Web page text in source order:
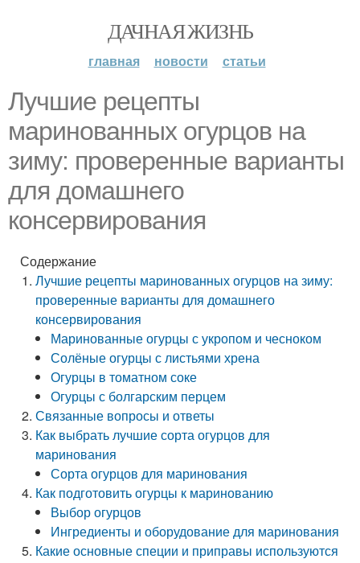
ДАЧНАЯ ЖИЗНЬ
главная новости статьи
Лучшие рецепты
маринованных огурцов на
зиму: проверенные варианты
для домашнего
консервирования
Содержание
Лучшие рецепты маринованных огурцов на зиму:
проверенные варианты для домашнего
консервирования
Маринованные огурцы с укропом и чесноком
Солёные огурцы с листьями хрена
Огурцы в томатном соке
Огурцы с болгарским перцем
Связанные вопросы и ответы
Как выбрать лучшие сорта огурцов для
маринования
Сорта огурцов для маринования
Как подготовить огурцы к маринованию
Выбор огурцов
Ингредиенты и оборудование для маринования
Какие основные специи и приправы используются